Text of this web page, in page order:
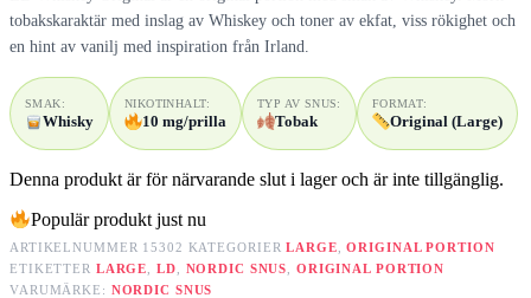
tobakskaraktär med inslag av Whiskey och toner av ekfat, viss rökighet och
en hint av vanilj med inspiration från Irland.
SMAK:
Whisky
NIKOTINHALT:
10 mg/prilla
TYP AV SNUS:
Tobak
FORMAT:
Original (Large)
Denna produkt är för närvarande slut i lager och är inte tillgänglig.
Populär produkt just nu
ARTIKELNUMMER 15302 KATEGORIER LARGE ,ORIGINAL PORTION
ETIKETTER LARGE LD NORDIC SNUS
ORIGINAL PORTION
VARUMÄRKE: NORDIC SNUS